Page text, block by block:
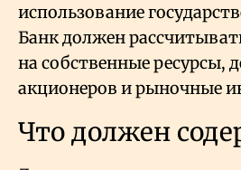
использование
Банк должен
на собственные ресурсы,
акционеров и рыночные
Что должен